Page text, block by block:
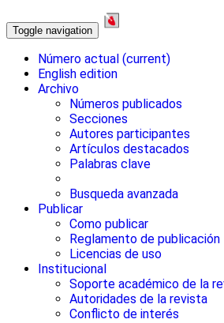
Toggle navigation
Número actual (current)
English edition
Archivo
Números publicados
Secciones
Autores participantes
Artículos destacados
Palabras clave
Busqueda avanzada
Publicar
Como publicar
Reglamento de publicación
Licencias de uso
Institucional
Soporte académico de la
Autoridades de la revista
Conflicto de interés